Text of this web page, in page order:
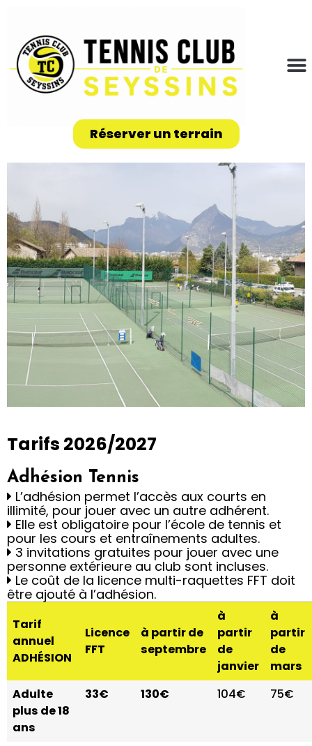
Réserver un terrain
Tarifs
La pratique pour tous
Découvrir les
offres et les tarifs
Tarifs 2026/2027
Adhésion Tennis
L’adhésion permet l’accès aux courts en
illimité, pour jouer avec un autre adhérent.
Elle est obligatoire pour l’école de tennis et
pour les cours et entraînements adultes.
3 invitations gratuites pour jouer avec une
personne extérieure au club sont incluses.
Le coût de la licence multi-raquettes FFT doit
être ajouté à l’adhésion.
Tarif
annuel
ADHÉSION
Licence
FFT
à partir de
septembre
à
partir
de
janvier
à
partir
de
mars
Adulte
plus de 18
ans
33€ 130€ 104€ 75€